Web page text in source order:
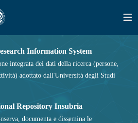
Information System
integrata dei dati della ricerca (persone,
adottato dall'Università degli Studi
Repository Insubria
documenta e dissemina le